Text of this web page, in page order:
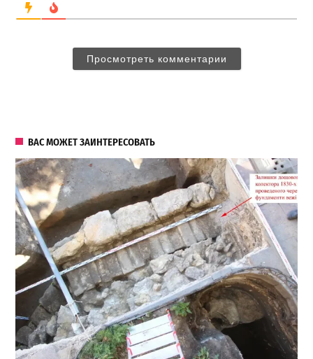
Просмотреть комментарии
ВАС МОЖЕТ ЗАИНТЕРЕСОВАТЬ